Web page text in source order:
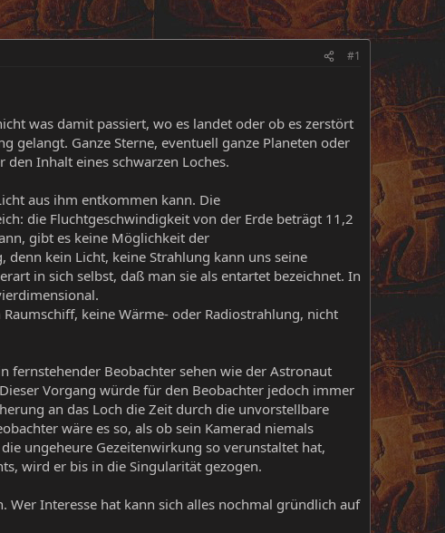
#1
was damit passiert, wo es landet oder ob es zerstört
gelangt. Ganze Sterne, eventuell ganze Planeten oder
Inhalt eines schwarzen Loches.
aus ihm entkommen kann. Die
die Fluchtgeschwindigkeit von der Erde beträgt 11,2
gibt es keine Möglichkeit der
kein Licht, keine Strahlung kann uns seine
in sich selbst, daß man sie als entartet bezeichnet. In
keine Wärme- oder Radiostrahlung, nicht
fernstehender Beobachter sehen wie der Astronaut
Vorgang würde für den Beobachter jedoch immer
an das Loch die Zeit durch die unvorstellbare
wäre es so, als ob sein Kamerad niemals
ungeheure Gezeitenwirkung so verunstaltet hat,
wird er bis in die Singularität gezogen.
Wer Interesse hat kann sich alles nochmal gründlich auf